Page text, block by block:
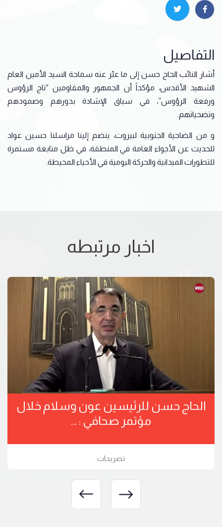
التفاصيل
أشار النائب الحاج حسن إلى ما عبّر عنه سماحة السيد الأمين العام
الشهيد الأقدس، مؤكداً أن الجمهور والمقاومين “تاج الرؤوس
ورفعة الرؤوس”، في سياق الإشادة بدورهم وصمودهم
وتضحياتهم.
و من الضاحية الجنوبية لبيروت، ينضم إلينا مراسلنا حسين عواد
للحديث عن الأجواء العامة في المنطقة، في ظل متابعة مستمرة
للتطورات الميدانية والحركة اليومية في الأحياء المحيطة.
اخبار مرتبطه
الحاج حسن للرئيسين عون وسلام خلال
مؤتمر صحافي : ...
تصريحات